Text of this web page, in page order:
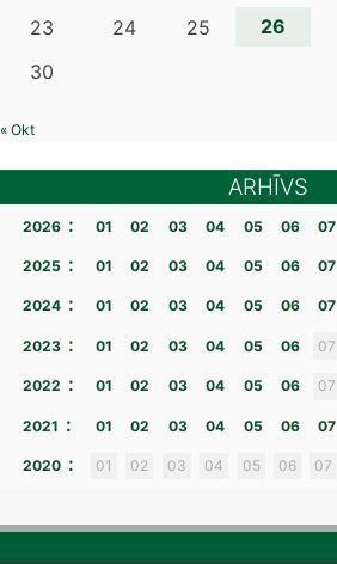
23 24 25 26
30
« Okt
ARHĪVS
2026 : 01 02 03 04 05 06 07
2025 : 01 02 03 04 05 06 07
2024 : 01 02 03 04 05 06 07
2023 : 01 02 03 04 05 06 07
2022 : 01 02 03 04 05 06 07
2021 : 01 02 03 04 05 06 07
2020 : 01 02 03 04 05 06 07